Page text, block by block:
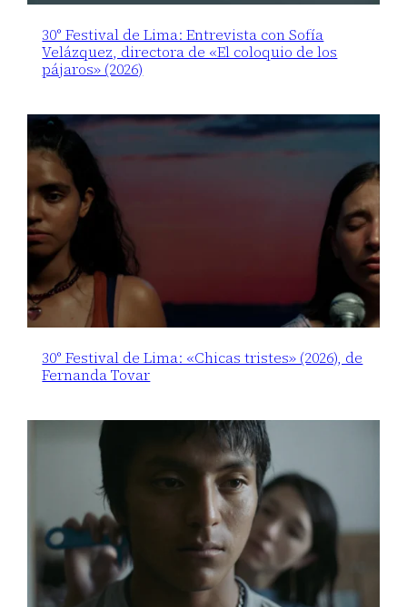
30° Festival de Lima: Entrevista con Sofía
Velázquez, directora de «El coloquio de los
pájaros» (2026)
30° Festival de Lima: «Chicas tristes» (2026), de
Fernanda Tovar